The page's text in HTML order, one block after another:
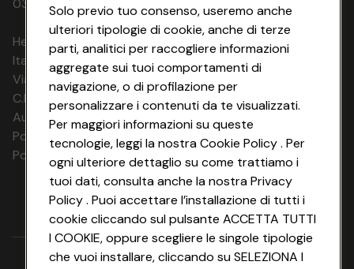
03320960374 CONAD SOC. COOP.
HeyConad Viaggi è un servizio gestito da
Italia Travel Marketing S.r.l.
Via Chiesolina 8 | 37066 Sommacampagna (VR)
C.F. e P.IVA: 03816060234
Aut. Prov Verona n. 4737/10
Polizza Ass. RC n. 177765037
Polizza Ass. Protection n. 6006000083/F
Solo previo tuo consenso, useremo anche
ulteriori tipologie di cookie, anche di terze
parti, analitici per raccogliere informazioni
aggregate sui tuoi comportamenti di
navigazione, o di profilazione per
personalizzare i contenuti da te visualizzati.
Per maggiori informazioni su queste
tecnologie, leggi la nostra Cookie Policy . Per
ogni ulteriore dettaglio su come trattiamo i
tuoi dati, consulta anche la nostra Privacy
Policy . Puoi accettare l’installazione di tutti i
cookie cliccando sul pulsante ACCETTA TUTTI
I COOKIE, oppure scegliere le singole tipologie
che vuoi installare, cliccando su SELEZIONA I